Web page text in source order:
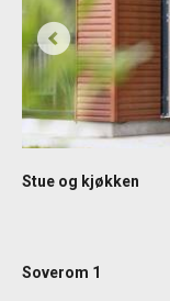
Stue og kjøkken
Soverom 1